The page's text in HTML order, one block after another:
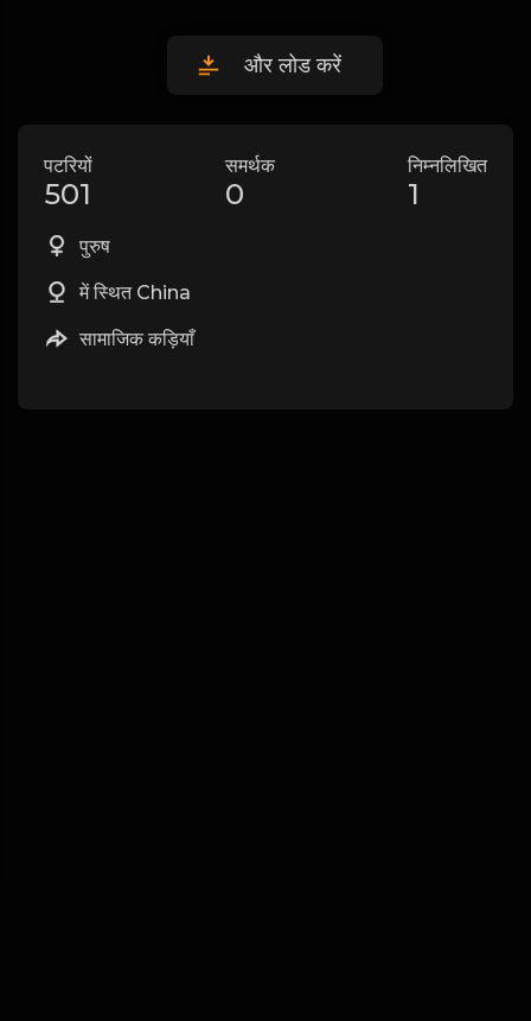
और लोड करें
पटरियों
501
समर्थक
0
निम्नलिखित
1
पुरुष
में स्थित China
सामाजिक कड़ियाँ